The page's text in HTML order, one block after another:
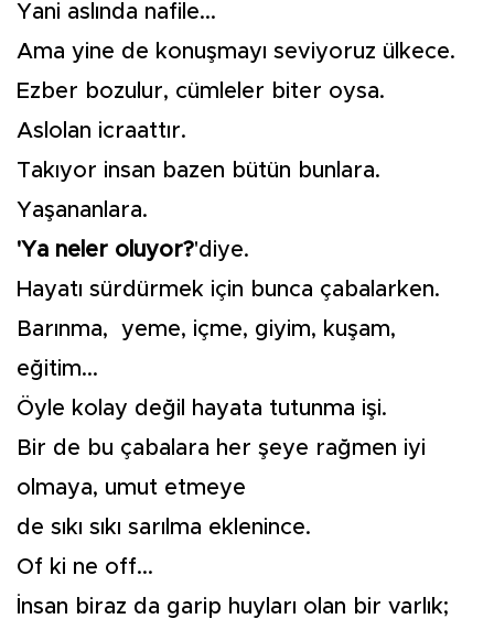
Yani aslında nafile...
Ama yine de konuşmayı seviyoruz ülkece.
Ezber bozulur, cümleler biter oysa.
Aslolan icraattır.
Takıyor insan bazen bütün bunlara.
Yaşananlara.
'Ya neler oluyor?'diye.
Hayatı sürdürmek için bunca çabalarken.
Barınma, yeme, içme, giyim, kuşam,
eğitim...
Öyle kolay değil hayata tutunma işi.
Bir de bu çabalara her şeye rağmen iyi
olmaya, umut etmeye
de sıkı sıkı sarılma eklenince.
Of ki ne off...
İnsan biraz da garip huyları olan bir varlık;